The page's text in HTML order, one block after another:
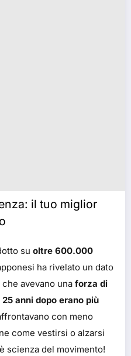
il tuo miglior
su oltre 600.000
ha rivelato un dato
avevano una forza di
25 anni dopo erano più
con meno
come vestirsi o alzarsi
scienza del movimento!